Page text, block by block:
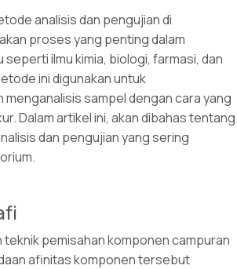
analisis dan pengujian di
proses yang penting dalam
seperti ilmu kimia, biologi, farmasi, dan
ini digunakan untuk
sampel dengan cara yang
Dalam artikel ini, akan dibahas tentang
dan pengujian yang sering
pemisahan komponen campuran
afinitas komponen tersebut